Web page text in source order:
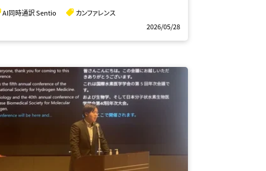
AI同時通訳 Sentio
カンファレンス
2026/05/28